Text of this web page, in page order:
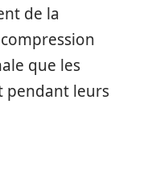
de la
que les
pendant leurs